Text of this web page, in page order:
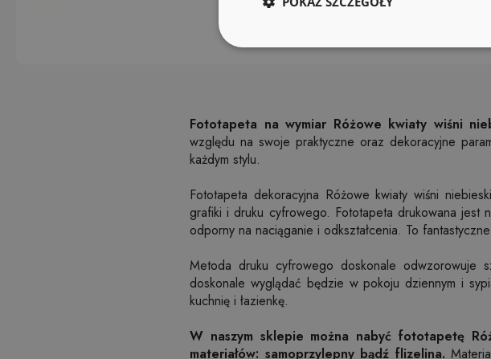
Fototapeta na wymiar Różowe kwiaty wiśni
względu na swoje praktyczne oraz dekoracyjne
każdym stylu.
Fototapeta dekoracyjna Różowe kwiaty wiśni
grafiki i druku cyfrowego. Fototapeta drukowana jest
odporny na naciąganie i odkształcenia. To
Metoda druku cyfrowego doskonale odwzorowuje
doskonale wyglądać będzie w pokoju dziennym i
kuchnię i łazienkę.
W naszym sklepie można nabyć fototapetę
materiałów: samoprzylepny bądź flizelina.